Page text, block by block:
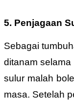
5. Penjagaan
Sebagai
ditanam
sulur malah
masa. Setelah